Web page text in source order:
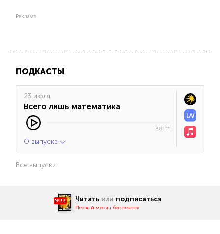
Реклама
ПОДКАСТЫ
23 июля
Всего лишь математика
38:01
О выпуске
Все выпуски
№33 Читать или подписаться
Первый месяц бесплатно